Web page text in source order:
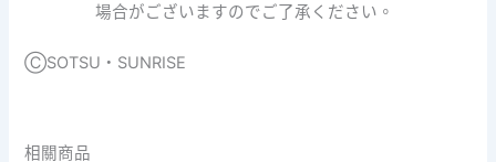
場合がございますのでご了承ください。
ⒸSOTSU・SUNRISE
相關商品